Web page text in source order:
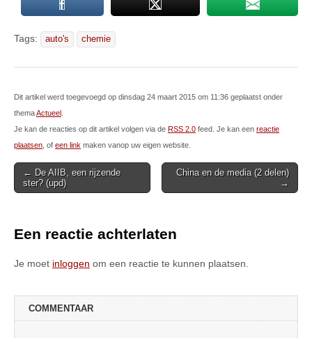
Tags: auto's chemie
Dit artikel werd toegevoegd op dinsdag 24 maart 2015 om 11:36 geplaatst onder
themaActueel
Je kan de reacties op dit artikel volgen via de RSS 2.0 feed. Je kan een reactie
plaatsen , of een link maken vanop uw eigen website.
Post
navigation
← De AIIB, een rijzende
ster? (upd)
China en de media (2 delen)
→
Een reactie achterlaten
Je moet inloggen om een reactie te kunnen plaatsen.
COMMENTAAR